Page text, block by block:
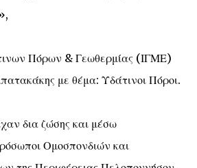
Πόρων & Γεωθερμίας (ΙΓΜΕ)
με θέμα: Υδάτινοι Πόροι.
δια ζώσης και μέσω
Ομοσπονδιών και